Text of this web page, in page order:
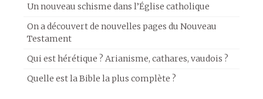
Un nouveau schisme dans l’Église catholique
On a découvert de nouvelles pages du Nouveau
Testament
Qui est hérétique ? Arianisme, cathares, vaudois ?
Quelle est la Bible la plus complète ?